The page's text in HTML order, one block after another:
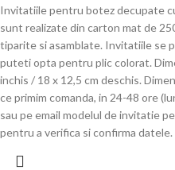
Invitatiile pentru botez decupate
sunt realizate din carton mat de
tiparite si asamblate. Invitatiile se
puteti opta pentru plic colorat.
inchis / 18 x 12,5 cm deschis.
ce primim comanda, in 24-48 ore
sau pe email modelul de invitatie
pentru a verifica si confirma datele.